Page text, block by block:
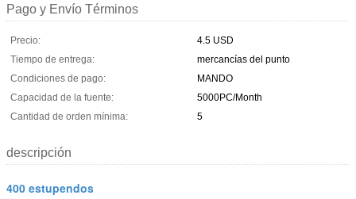
Pago y Envío Términos
Precio:
4.5 USD
Tiempo de entrega:
mercancías del punto
Condiciones de pago:
MANDO
Capacidad de la fuente:
5000PC/Month
Cantidad de orden mínima:
5
descripción
400 estupendos